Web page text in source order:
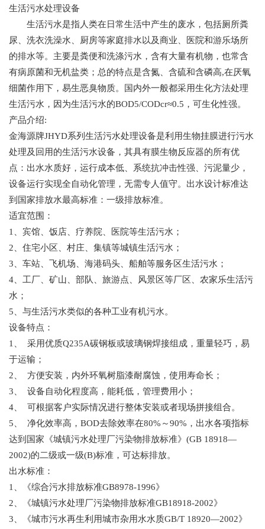
生活污水处理设备
生活污水是指人类在日常生活中产生的废水，包括厕所粪
尿、洗衣洗澡水、厨房等家庭排水以及商业、医院和游乐场所
的排水等。主要是粪便和洗涤污水，含有大量有机物，也常含
有病原菌和无机盐类；总的特点是含氮、含硫和含磷高,在厌氧
细菌作用下，易生恶臭物质。国内外一般都采用生化方法处理
生活污水，因为生活污水的BOD5/CODcr≈0.5，可生化性强。
产品介绍:
金海源牌JHYD系列生活污水处理设备是利用生物挂膜进行污水
处理及回用的生活污水设备，其具有膜生物反应器的所有优
点：出水水质好，运行成本低、系统抗冲击性强、污泥量少，
设备运行实现全自动化管理，无需专人值守。出水设计标准达
到国家排放水最高标准：一级排放标准。
适宜范围：
1、宾馆、饭店、疗养院、医院等生活污水；
2、住宅小区、村庄、集镇等城镇生活污水；
3、车站、飞机场、海港码头、船舶等服务区生活污水；
4、工厂、矿山、部队、旅游点、风景区等厂区、农家乐生活污
水；
5、与生活污水类似的各种工业有机污水。
设备特点：
1、 采用优质Q235A碳钢板或玻璃钢焊接组成，重量轻巧，易
于运输；
2、 方便安装，内外环氧树脂漆耐腐蚀，使用寿命长；
3、 设备自动化程度高，能耗低，管理费用小；
4、 可根据客户实际情况进行整体安装或者现场拼接组合。
5、 净化效率高，BOD去除效率在80%～90%，出水各项指标
达到国家《城镇污水处理厂污染物排放标准》(GB 18918—
2002)的二级或一级(B)标准，可达标排放。
出水标准：
1、《综合污水排放标准GB8978-1996》
2、《城镇污水处理厂污染物排放标准GB18918-2002》
3、《城市污水再生利用城市杂用水水质GB/T 18920—2002》